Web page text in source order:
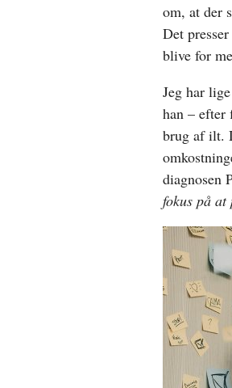
om, at der
Det
blive for
Jeg har
han – efter
brug af ilt.
diagnosen
fokus på at